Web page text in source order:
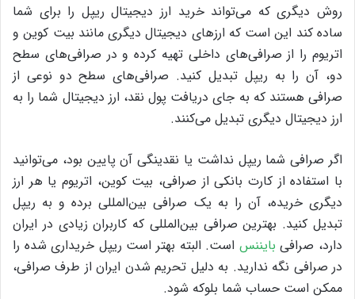
روش دیگری که می‌تواند خرید ارز دیجیتال ریپل را برای شما
ساده کند این است که ارزهای دیجیتال دیگری مانند بیت کوین و
اتریوم را از صرافی‌های داخلی تهیه کرده و در صرافی‌های سطح
دو، آن را به ریپل تبدیل کنید. صرافی‌های سطح دو نوعی از
صرافی هستند که به جای دریافت پول نقد، ارز دیجیتال شما را به
ارز دیجیتال دیگری تبدیل می‌کنند.
اگر صرافی شما ریپل نداشت یا نقدینگی آن پایین بود، می‌توانید
با استفاده از کارت بانکی از صرافی، بیت کوین، اتریوم یا هر ارز
دیگری خریده، آن را به یک صرافی بین‌المللی برده و به ریپل
تبدیل کنید. بهترین صرافی بین‌المللی که کاربران زیادی در ایران
دارد، صرافی بایننس است. البته بهتر است ریپل خریداری شده را
در صرافی نگه ندارید. به دلیل تحریم شدن ایران از طرف صرافی،
ممکن است حساب شما بلوکه شود.